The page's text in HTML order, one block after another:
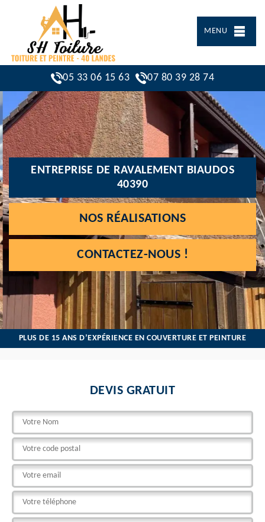
MENU
05 33 06 15 63 07 80 39 28 74
ENTREPRISE DE RAVALEMENT BIAUDOS
40390
NOS RÉALISATIONS
CONTACTEZ-NOUS !
PLUS DE 15 ANS D’EXPÉRIENCE EN COUVERTURE ET PEINTURE
DEVIS GRATUIT